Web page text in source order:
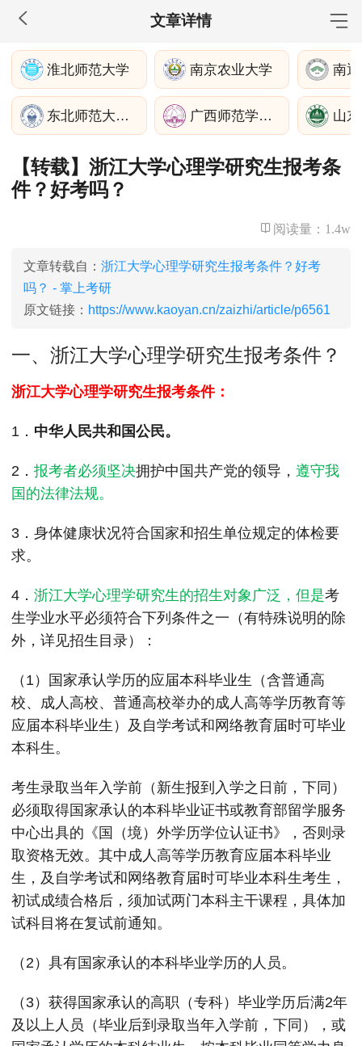
文章详情
MBA工商管理
院校库 考试报名 招生政策 学制学费
报名流程
考试真题
报考经验 招生简章
MEM工程管理
院校库 考试报名
MPA公共管理
院校库 考试报名
MPAcc会计专硕
院校库 考试报名 招生政策 学制学费
考试真题
报考经验 招生简章
MTA旅游管理
院校库 考试报名
考试真题
报考经验 招生简章
淮北师范大学 南京农业大学 南
东北师范大学政法学院 广西师范学院经济管理学院
【转载】浙江大学心理学研究生报考条
件？好考吗？
阅读量： 1.4w
文章转载自： 浙江大学心理学研究生报考条件？好考
吗？ - 掌上考研
原文链接： https://www.kaoyan.cn/zaizhi/article/p6561
一、浙江大学心理学研究生报考条件？
浙江大学心理学研究生报考条件：
1． 中华人民共和国公民。
2．报考者必须坚决拥护中国共产党的领导，遵守我
国的法律法规。
3．身体健康状况符合国家和招生单位规定的体检要
求。
4．浙江大学心理学研究生的招生对象广泛，但是考
生学业水平必须符合下列条件之一（有特殊说明的除
外，详见招生目录）：
（1）国家承认学历的应届本科毕业生（含普通高
校、成人高校、普通高校举办的成人高等学历教育等
应届本科毕业生）及自学考试和网络教育届时可毕业
本科生。
考生录取当年入学前（新生报到入学之日前，下同）
必须取得国家承认的本科毕业证书或教育部留学服务
中心出具的《国（境）外学历学位认证书》，否则录
取资格无效。其中成人高等学历教育应届本科毕业
生，及自学考试和网络教育届时可毕业本科生考生，
初试成绩合格后，须加试两门本科主干课程，具体加
试科目将在复试前通知。
（2）具有国家承认的本科毕业学历的人员。
（3）获得国家承认的高职（专科）毕业学历后满2年
及以上人员（毕业后到录取当年入学前，下同），或